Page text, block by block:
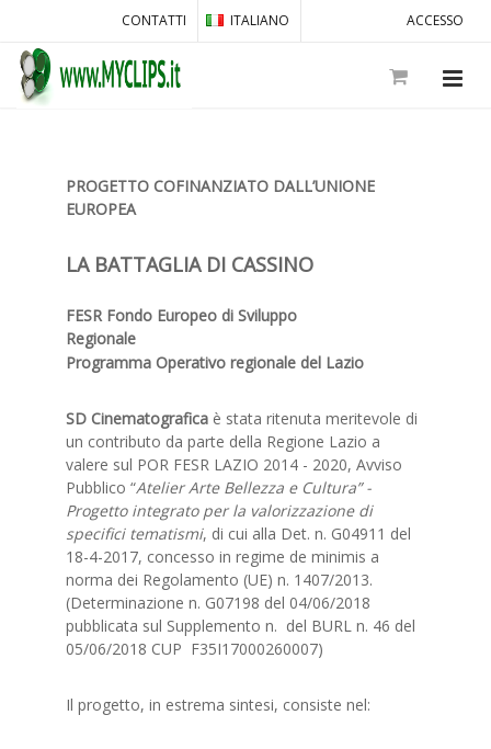
ACCESSO
CONTATTI ITALIANO
PROGETTO COFINANZIATO DALL’UNIONE
EUROPEA
LA BATTAGLIA DI CASSINO
FESR Fondo Europeo di Sviluppo
Regionale
Programma Operativo regionale del Lazio
SD Cinematografica è stata ritenuta meritevole di
un contributo da parte della Regione Lazio a
valere sul POR FESR LAZIO 2014 - 2020, Avviso
Pubblico “Atelier Arte Bellezza e Cultura” -
Progetto integrato per la valorizzazione di
specifici tematismi, di cui alla Det. n. G04911 del
18-4-2017, concesso in regime de minimis a
norma dei Regolamento (UE) n. 1407/2013.
(Determinazione n. G07198 del 04/06/2018
pubblicata sul Supplemento n. del BURL n. 46 del
05/06/2018 CUP ­­­ F35I17000260007)
Il progetto, in estrema sintesi, consiste nel: